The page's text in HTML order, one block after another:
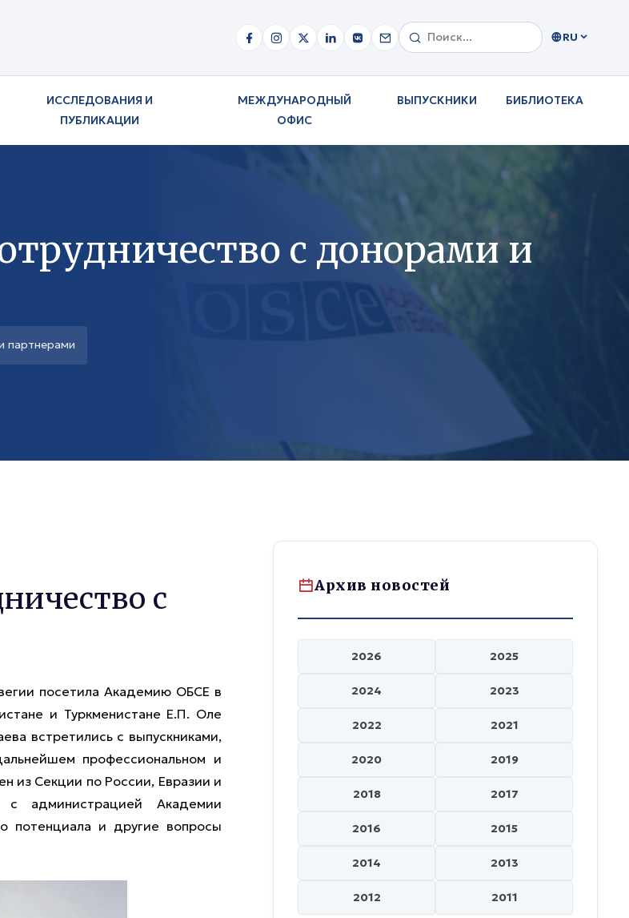
RU
ИССЛЕДОВАНИЯ И
ПУБЛИКАЦИИ
МЕЖДУНАРОДНЫЙ
ОФИС
ВЫПУСКНИКИ БИБЛИОТЕКА
с донорами и
партнерами
с
посетила Академию ОБСЕ в
и Туркменистане Е.П. Оле
встретились с выпускниками,
профессиональном и
из Секции по России, Евразии и
с администрацией Академии
потенциала и другие вопросы
Архив новостей
2026 2025
2024 2023
2022 2021
2020 2019
2018 2017
2016 2015
2014 2013
2012 2011